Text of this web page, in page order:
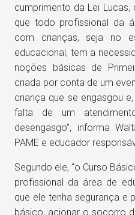
cumprimento da Lei
que todo profissional da
com crianças, seja no
educacional, tem a
noções básicas de
criada por conta de um
criança que se engasgou
falta de um
desengasgo”, informa
PAME e educador
Segundo ele, “o Curso
profissional da área de
que ele tenha segurança e
básico, acionar o socorro